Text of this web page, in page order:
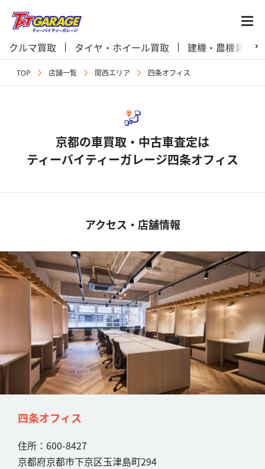
クルマ買取 タイヤ・ホイール買取 建機・農機具買取
TOP 店舗一覧 関西エリア 四条オフィス
京都の車買取・中古車査定は
ティーバイティーガレージ四条オフィス
アクセス・店舗情報
四条オフィス
住所：600-8427
京都府京都市下京区玉津島町294